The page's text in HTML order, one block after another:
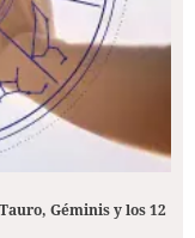
Géminis y los 12